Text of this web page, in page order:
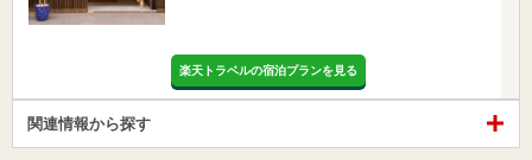
楽天トラベルの宿泊プランを見る
関連情報から探す